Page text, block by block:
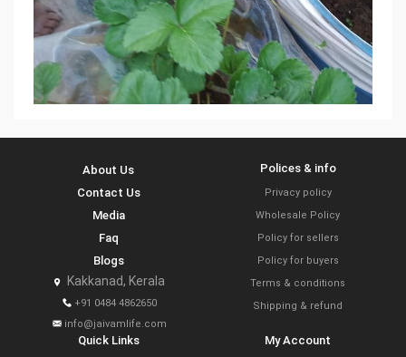
About Us
Contact Us
Media
Faq
Blogs
Kakkanad, Kerala
+91 0484 4862650
info@jaivamlife.com
Polices & info
Privacy policy
Wholesale Policy
Policy for sellers
Policy for buyers
Terms & conditions
Shipping & refund
Quick Links My Account